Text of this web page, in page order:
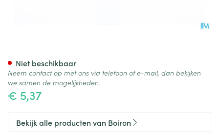
€ 5,37
Niet beschikbaar
Neem contact op met ons via telefoon of e-mail, dan bekijken
we samen de mogelijkheden.
Bekijk alle producten van Boiron